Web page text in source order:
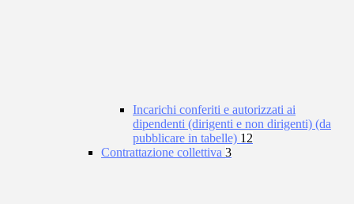
Incarichi conferiti e autorizzati ai
dipendenti (dirigenti e non dirigenti) (da
pubblicare in tabelle) 12
Contrattazione collettiva 3